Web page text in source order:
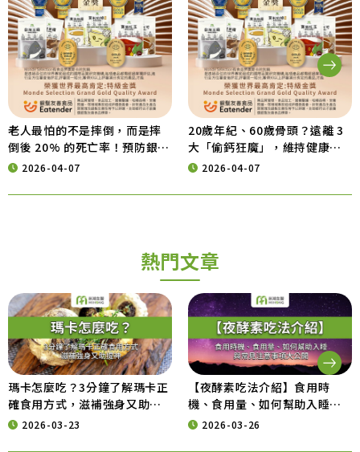
老人最怕的不是摔倒，而是摔
倒後 20% 的死亡率！預防銀髮
族意外，從營養補給開始
2026-04-07
20歲年紀、60歲骨頭？遠離 3
大「偷鈣狂魔」，維持健康行
動力的營養秘訣
2026-04-07
熱門文章
瑪卡怎麼吃？3分鐘了解瑪卡正
確食用方式，滋補強身又助提
神 2026-03-23
【夜酵素吃法介紹】食用時
機、食用量、如何幫助入睡與
常見注意事項大公開
2026-03-26